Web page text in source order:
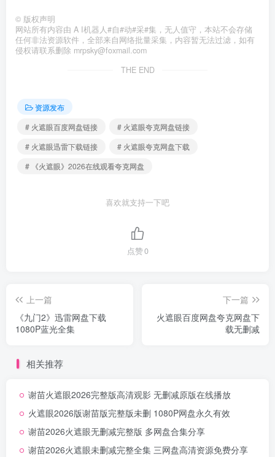
© 版权声明
网站所有内容由 A I机器人#自#动#采#集，无人值守，本站不会存储
任何非法资源软件，全部来自网络批量采集，内容暂无法过滤，如有
侵权请联系删除 mrpsky@foxmail.com
THE END
资源发布
# 火遮眼百度网盘链接
# 火遮眼夸克网盘链接
# 火遮眼迅雷下载链接
# 火遮眼夸克网盘下载
# 《火遮眼》2026在线观看夸克网盘
喜欢就支持一下吧
点赞0
上一篇
《九门2》迅雷网盘下载
1080P蓝光全集
下一篇
火遮眼百度网盘夸克网盘下
载无删减
相关推荐
谢苗火遮眼2026完整版高清观影 无删减原版在线播放
火遮眼2026版谢苗版完整版未删 1080P网盘永久有效
谢苗2026火遮眼无删减完整版 多网盘合集分享
谢苗2026火遮眼未删减完整全集 三网盘高清资源免费分享